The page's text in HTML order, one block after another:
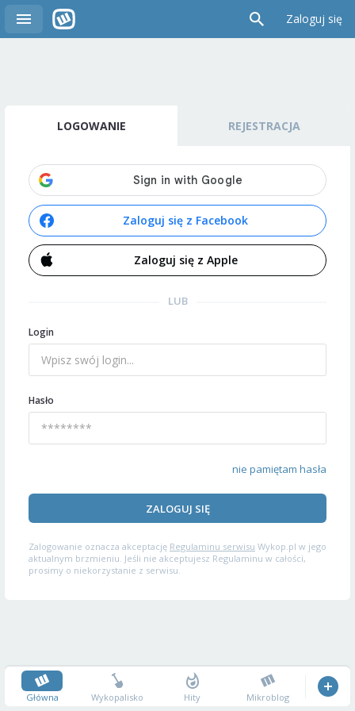
Zaloguj się
LOGOWANIE REJESTRACJA
Zaloguj się z Facebook
Zaloguj się z Apple
LUB
Login
Hasło
nie pamiętam hasła
ZALOGUJ SIĘ
Zalogowanie oznacza akceptację Regulaminu serwisu Wykop.pl w jego
aktualnym brzmieniu. Jeśli nie akceptujesz Regulaminu w całości,
prosimy o niekorzystanie z serwisu.
Główna Wykopalisko Hity Mikroblog